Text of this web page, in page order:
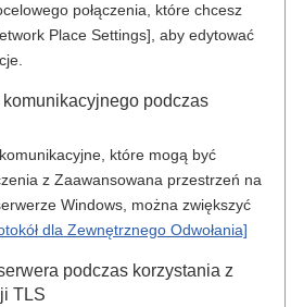
połączenia, które chcesz
Place Settings], aby edytować
podczas
które mogą być
z Zaawansowana przestrzeń na
Windows, można zwiększyć
dla Zewnętrznego Odwołania]
podczas korzystania z
TLS